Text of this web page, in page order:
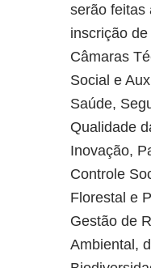
serão feitas
inscrição
Câmaras
Social e
Saúde,
Qualidade
Inovação,
Controle
Florestal e
Gestão de
Ambiental,